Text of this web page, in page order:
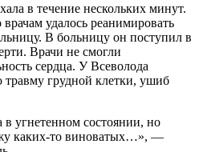
в течение нескольких минут.
удалось реанимировать
В больницу он поступил в
Врачи не смогли
сердца. У Всеволода
травму грудной клетки, ушиб
угнетенном состоянии, но
каких-то виноватых…», —